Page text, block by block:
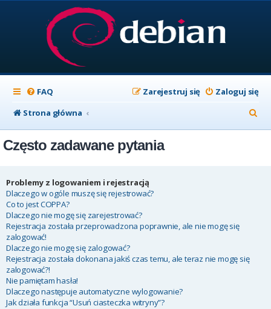
FAQ Zaloguj się
Zarejestruj się
Strona główna
z
Często zadawane pytania
Problemy z logowaniem i rejestracją
Dlaczego w ogóle muszę się rejestrować?
Co to jest COPPA?
Dlaczego nie mogę się zarejestrować?
Rejestracja została przeprowadzona poprawnie, ale nie mogę się
zalogować!
Dlaczego nie mogę się zalogować?
Rejestracja została dokonana jakiś czas temu, ale teraz nie mogę się
zalogować?!
Nie pamiętam hasła!
Dlaczego następuje automatyczne wylogowanie?
Jak działa funkcja “Usuń ciasteczka witryny”?